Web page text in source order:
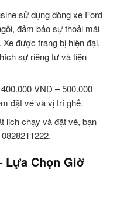
sử dụng dòng xe Ford
đảm bảo sự thoải mái
được trang bị hiện đại,
sự riêng tư và tiện
VNĐ – 500.000
đặt vé và vị trí ghế.
lịch chạy và đặt vé, bạn
Lựa Chọn Giờ